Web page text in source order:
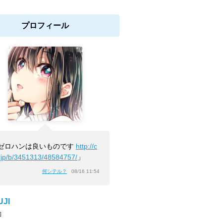
プロフィール
ロハンは良いものです http://c
b/3451313/48584757/ 」
何シテル？ 08/16 11:54